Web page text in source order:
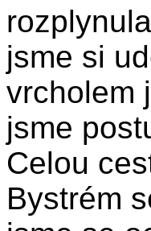
jsme si
vrcholem
jsme
Celou
Bystrém